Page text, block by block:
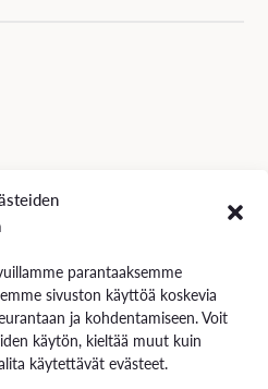
parantaaksemme
sivuston käyttöä koskevia
ja kohdentamiseen. Voit
käytön, kieltää muut kuin
käytettävät evästeet.